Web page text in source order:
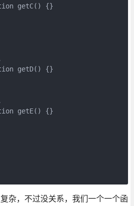
getC() {}
getD() {}
getE() {}
杂，不过没关系，我们一个一个函